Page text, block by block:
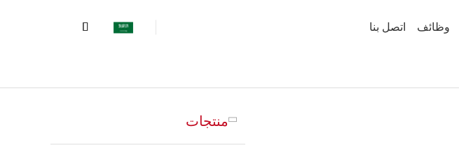
وظائف اتصل بنا
منتجات